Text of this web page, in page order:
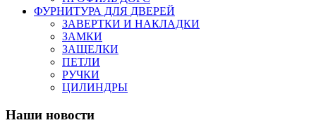
ФУРНИТУРА ДЛЯ ДВЕРЕЙ
ЗАВЕРТКИ И НАКЛАДКИ
ЗАМКИ
ЗАЩЕЛКИ
ПЕТЛИ
РУЧКИ
ЦИЛИНДРЫ
Наши новости